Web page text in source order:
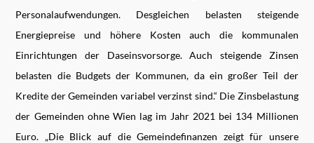
Personalaufwendungen. Desgleichen belasten steigende
Energiepreise und höhere Kosten auch die kommunalen
Einrichtungen der Daseinsvorsorge. Auch steigende Zinsen
belasten die Budgets der Kommunen, da ein großer Teil der
Kredite der Gemeinden variabel verzinst sind.“ Die Zinsbelastung
der Gemeinden ohne Wien lag im Jahr 2021 bei 134 Millionen
Euro. „Die Blick auf die Gemeindefinanzen zeigt für unsere